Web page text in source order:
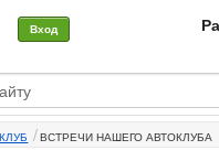
Вход
ВСТРЕЧИ НАШЕГО АВТОКЛУБА